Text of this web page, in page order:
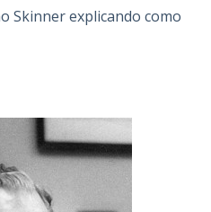
Skinner explicando como